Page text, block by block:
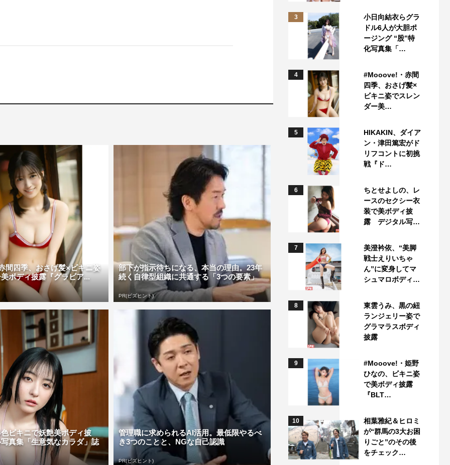
間四季、おさげ髪×ビキニ姿
ボディ披露『グラビア...
部下が指示待ちになる、本当の理由。23年
続く自律型組織に共通する「3つの要素」
PR(ビズヒント)
ビキニで妖艶美ボディ披
真集「生意気なカラダ」誌
管理職に求められるAI活用。最低限やるべ
き3つのことと、NGな自己認識
PR(ビズヒント)
3
小日向結衣らグラ
ドル6人が大胆ポ
ージング “股”特
化写真集「…
4
#Mooove!・赤間
四季、おさげ髪×
ビキニ姿でスレン
ダー美…
5
HIKAKIN、ダイア
ン・津田篤宏がド
リフコントに初挑
戦『ド…
6
ちとせよしの、レ
ースのセクシー衣
装で美ボディ披
露 デジタル写…
7
美澄衿依、“美脚
戦士えりいちゃ
ん”に変身してマ
シュマロボディ…
8
東雲うみ、黒の紐
ランジェリー姿で
グラマラスボディ
披露
9
#Mooove!・姫野
ひなの、ビキニ姿
で美ボディ披露
『BLT…
10
相葉雅紀＆ヒロミ
が“群馬の3大お困
りごと”のその後
をチェック…